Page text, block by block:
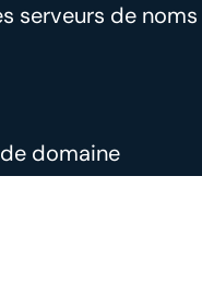
serveurs de noms
domaine